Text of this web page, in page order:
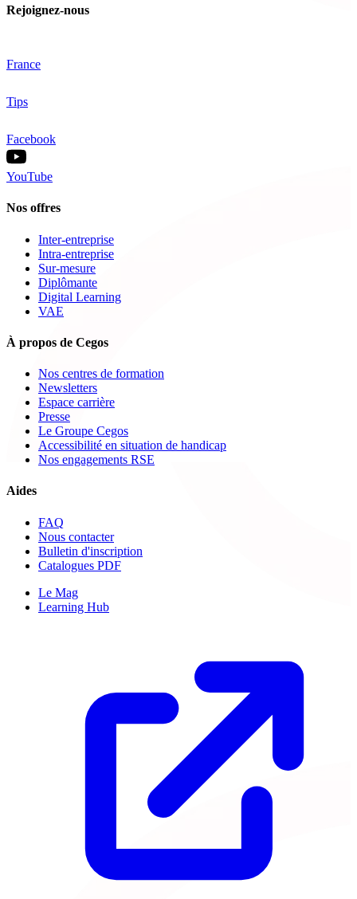
Rejoignez-nous
France
Tips
Facebook
YouTube
Nos offres
Inter-entreprise
Intra-entreprise
Sur-mesure
Diplômante
Digital Learning
VAE
À propos de Cegos
Nos centres de formation
Newsletters
Espace carrière
Presse
Le Groupe Cegos
Accessibilité en situation de handicap
Nos engagements RSE
Aides
FAQ
Nous contacter
Bulletin d'inscription
Catalogues PDF
Le Mag
Learning Hub